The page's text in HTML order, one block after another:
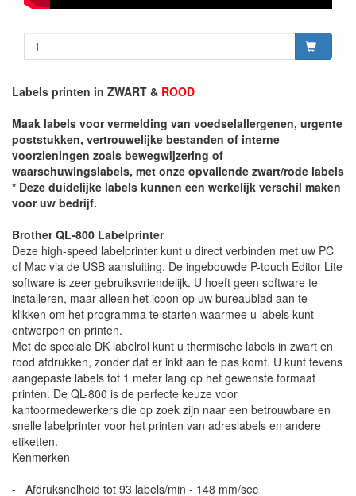
Labels printen in ZWART & ROOD
Maak labels voor vermelding van voedselallergenen, urgente
poststukken, vertrouwelijke bestanden of interne
voorzieningen zoals bewegwijzering of
waarschuwingslabels, met onze opvallende zwart/rode labels
* Deze duidelijke labels kunnen een werkelijk verschil maken
voor uw bedrijf.
Brother QL-800 Labelprinter
Deze high-speed labelprinter kunt u direct verbinden met uw PC
of Mac via de USB aansluiting. De ingebouwde P-touch Editor Lite
software is zeer gebruiksvriendelijk. U hoeft geen software te
installeren, maar alleen het icoon op uw bureaublad aan te
klikken om het programma te starten waarmee u labels kunt
ontwerpen en printen.
Met de speciale DK labelrol kunt u thermische labels in zwart en
rood afdrukken, zonder dat er inkt aan te pas komt. U kunt tevens
aangepaste labels tot 1 meter lang op het gewenste formaat
printen. De QL-800 is de perfecte keuze voor
kantoormedewerkers die op zoek zijn naar een betrouwbare en
snelle labelprinter voor het printen van adreslabels en andere
etiketten.
Kenmerken
- Afdruksnelheid tot 93 labels/min - 148 mm/sec